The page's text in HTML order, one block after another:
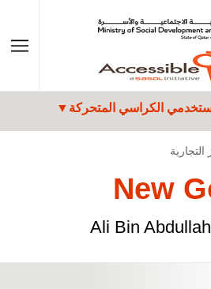
الكراسي المتحركة
التجارية
New
Ali Bin